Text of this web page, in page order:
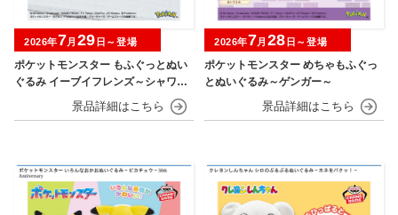
ポケットモンスター もふぐっとぬい
ぐるみ イーブイフレンズ～シャワー
ズ・グレイシア～おひるねver.
2026年7月 29 日～登場
ポケットモンスター めちゃもふぐっ
とぬいぐるみ～ゲンガー～
2026年7月 28 日～登場